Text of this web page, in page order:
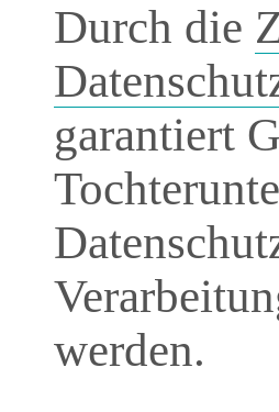
Durch die
garantiert
werden.